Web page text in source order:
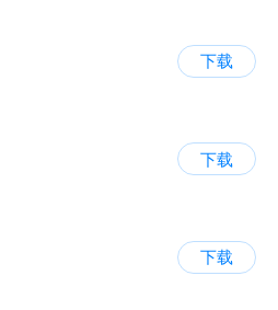
下载
下载
下载